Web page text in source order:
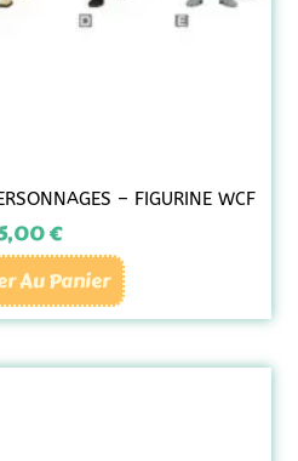
– FIGURINE WCF
€
Au Panier